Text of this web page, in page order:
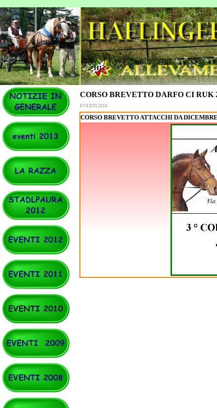
CORSO BREVETTO DARFO CI RUK
EVENTI 2010
CORSO BREVETTO ATTACCHI DA